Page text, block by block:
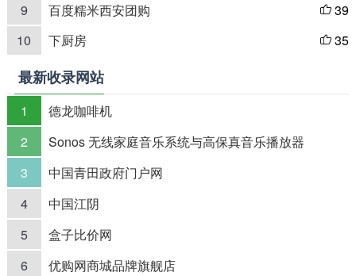
9
百度糯米西安团购  39
10
下厨房  35
最新收录网站
1
德龙咖啡机
2
Sonos 无线家庭音乐系统与高保真音乐播放器
3
中国青田政府门户网
4
中国江阴
5
盒子比价网
6
优购网商城品牌旗舰店